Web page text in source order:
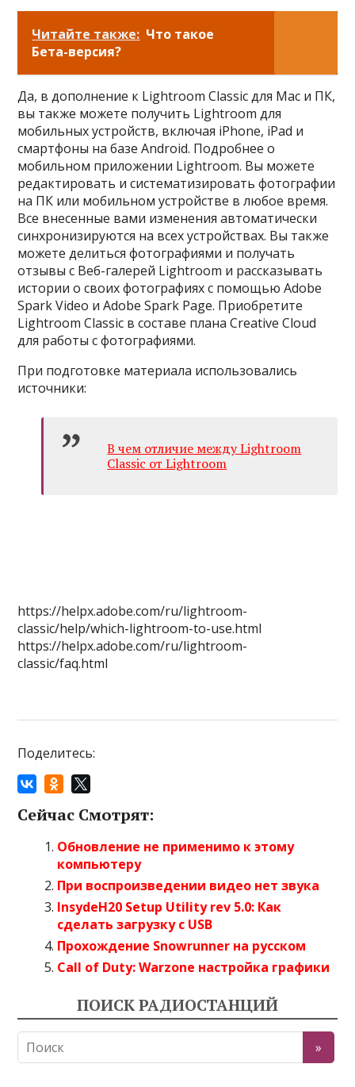
Читайте также: Что такое
Бета-версия?
Да, в дополнение к Lightroom Classic для Mac и ПК,
вы также можете получить Lightroom для
мобильных устройств, включая iPhone, iPad и
смартфоны на базе Android. Подробнее о
мобильном приложении Lightroom. Вы можете
редактировать и систематизировать фотографии
на ПК или мобильном устройстве в любое время.
Все внесенные вами изменения автоматически
синхронизируются на всех устройствах. Вы также
можете делиться фотографиями и получать
отзывы с Веб-галерей Lightroom и рассказывать
истории о своих фотографиях с помощью Adobe
Spark Video и Adobe Spark Page. Приобретите
Lightroom Classic в составе плана Creative Cloud
для работы с фотографиями.
При подготовке материала использовались
источники:
В чем отличие между Lightroom
Classic от Lightroom
https://helpx.adobe.com/ru/lightroom-
classic/help/which-lightroom-to-use.html
https://helpx.adobe.com/ru/lightroom-
classic/faq.html
Поделитесь:
Сейчас Смотрят:
Обновление не применимо к этому
компьютеру
При воспроизведении видео нет звука
InsydeH20 Setup Utility rev 5.0: Как
сделать загрузку с USB
Прохождение Snowrunner на русском
Call of Duty: Warzone настройка графики
ПОИСК РАДИОСТАНЦИЙ